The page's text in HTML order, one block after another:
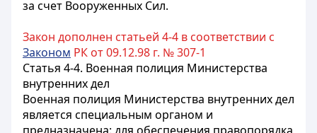
за счет Вооруженных Сил.
Закон дополнен статьей 4-4 в соответствии с
Законом РК от 09.12.98 г. № 307-1
Статья 4-4. Военная полиция Министерства
внутренних дел
Военная полиция Министерства внутренних дел
является специальным органом и